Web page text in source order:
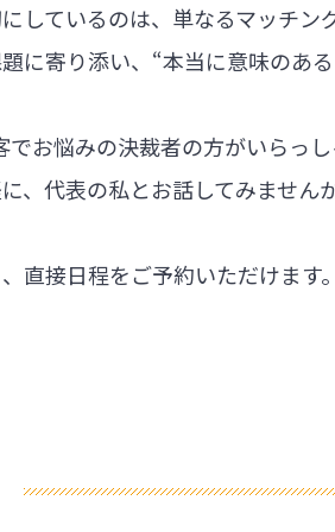
しているのは、単なるマッチン
に寄り添い、“本当に意味のあ
お悩みの決裁者の方がいらっし
、代表の私とお話してみません
直接日程をご予約いただけます。